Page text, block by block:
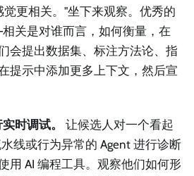
更相关。"坐下来观察。优秀的
关是对谁而言，如何衡量，在
会提出数据集、标注方法论、指
提示中添加更多上下文，然后宣
时调试。
让候选人对一个看起
线或行为异常的 Agent 进行诊断
用 AI 编程工具。观察他们如何形